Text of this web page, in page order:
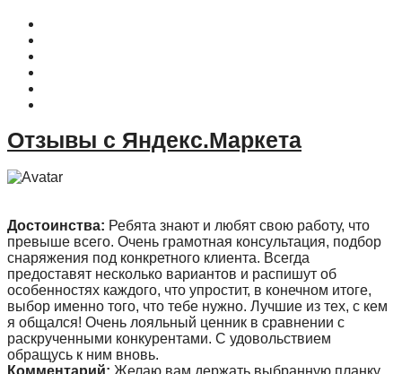
Отзывы с Яндекс.Маркета
Достоинства: Ребята знают и любят свою работу, что
превыше всего. Очень грамотная консультация, подбор
снаряжения под конкретного клиента. Всегда
предоставят несколько вариантов и распишут об
особенностях каждого, что упростит, в конечном итоге,
выбор именно того, что тебе нужно. Лучшие из тех, с кем
я общался! Очень лояльный ценник в сравнении с
раскрученными конкурентами. С удовольствием
обращусь к ним вновь.